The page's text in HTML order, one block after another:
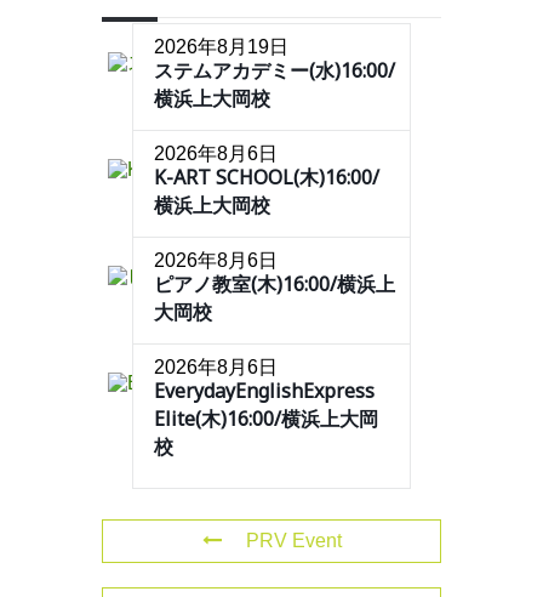
2026年8月19日
ステムアカデミー(水)16:00/
横浜上大岡校
2026年8月6日
K-ART SCHOOL(木)16:00/
横浜上大岡校
2026年8月6日
ピアノ教室(木)16:00/横浜上
大岡校
2026年8月6日
EverydayEnglishExpress
Elite(木)16:00/横浜上大岡
校
PRV Event